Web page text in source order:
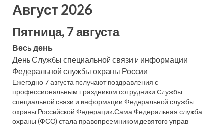
Август 2026
Пятница, 7 августа
Весь день
День Службы специальной связи и информации
Федеральной службы охраны России
Ежегодно 7 августа получают поздравления с
профессиональным праздником сотрудники Службы
специальной связи и информации Федеральной службы
охраны Российской Федерации.Сама Федеральная служба
охраны (ФСО) стала правопреемником девятого управ